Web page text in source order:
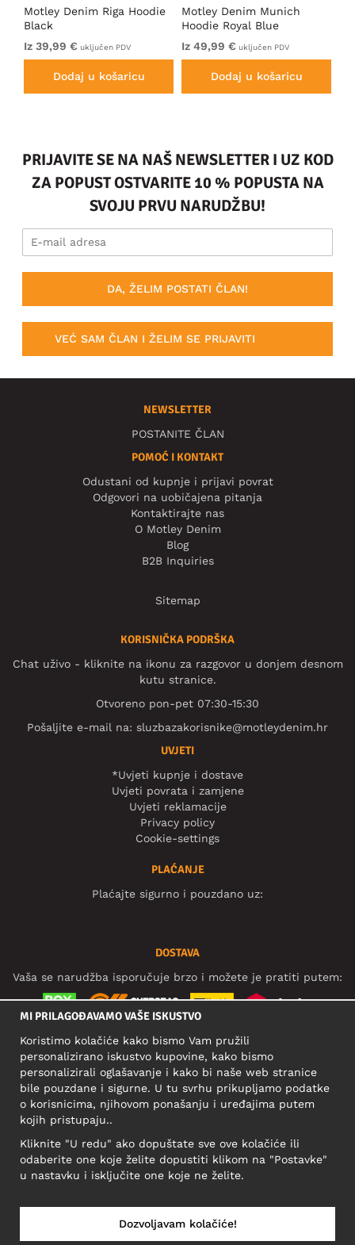
Motley Denim Riga Hoodie
Black
Iz 39,99 € uključen PDV
Dodaj u košaricu
Motley Denim Munich
Hoodie Royal Blue
Iz 49,99 € uključen PDV
Dodaj u košaricu
PRIJAVITE SE NA NAŠ NEWSLETTER I UZ KOD
ZA POPUST OSTVARITE 10 % POPUSTA NA
SVOJU PRVU NARUDŽBU!
DA, ŽELIM POSTATI ČLAN!
VEĆ SAM ČLAN I ŽELIM SE PRIJAVITI
NEWSLETTER
POSTANITE ČLAN
POMOĆ I KONTAKT
Odustani od kupnje i prijavi povrat
Odgovori na uobičajena pitanja
Kontaktirajte nas
O Motley Denim
Blog
B2B Inquiries
Sitemap
KORISNIČKA PODRŠKA
Chat uživo - kliknite na ikonu za razgovor u donjem desnom
kutu stranice.
Otvoreno pon-pet 07:30-15:30
Pošaljite e-mail na: sluzbazakorisnike@motleydenim.hr
UVJETI
*Uvjeti kupnje i dostave
Uvjeti povrata i zamjene
Uvjeti reklamacije
Privacy policy
Cookie-settings
PLAĆANJE
Plaćajte sigurno i pouzdano uz:
DOSTAVA
Vaša se narudžba isporučuje brzo i možete je pratiti putem:
DRUŠTVENE MREŽE
POSLOVNA ADRESA
Narva mnt 5, EE-10117 Tallinn
Reg: 12356245
MI PRILAGOĐAVAMO VAŠE ISKUSTVO
Koristimo kolačiće kako bismo Vam pružili
personalizirano iskustvo kupovine, kako bismo
personalizirali oglašavanje i kako bi naše web stranice
bile pouzdane i sigurne. U tu svrhu prikupljamo podatke
o korisnicima, njihovom ponašanju i uređajima putem
kojih pristupaju..
Kliknite "U redu" ako dopuštate sve ove kolačiće ili
odaberite one koje želite dopustiti klikom na "Postavke"
u nastavku i isključite one koje ne želite.
Dozvoljavam kolačiće!